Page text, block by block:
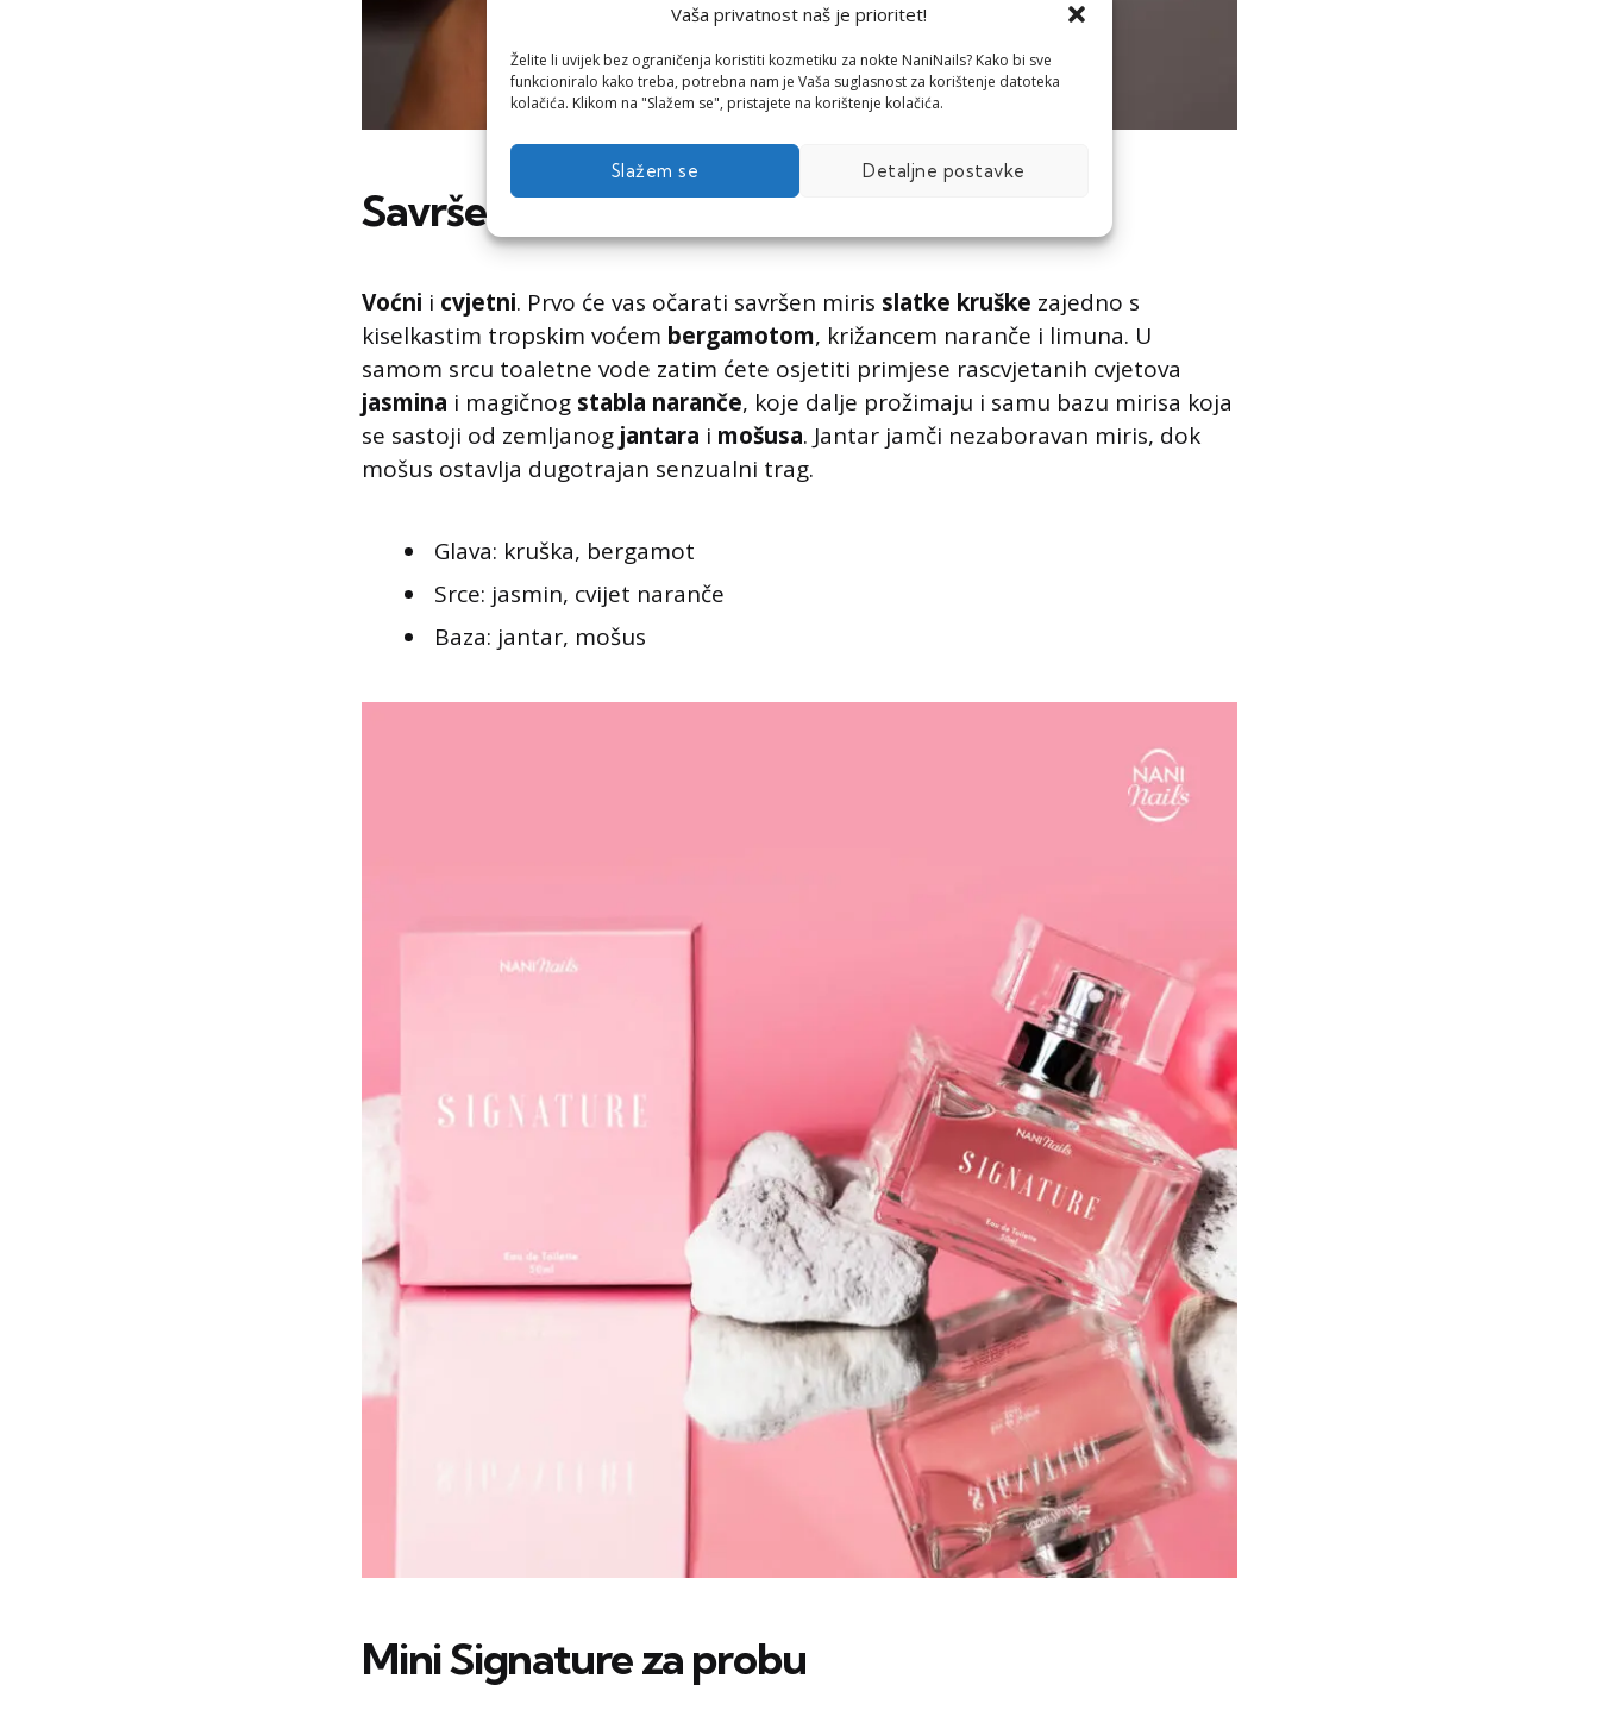
Vaša privatnost naš je prioritet!
Želite li uvijek bez ograničenja koristiti kozmetiku za nokte NaniNails? Kako bi sve
funkcioniralo kako treba, potrebna nam je Vaša suglasnost za korištenje datoteka
kolačića. Klikom na "Slažem se", pristajete na korištenje kolačića.
Slažem se Detaljne postavke
Savršen parfem
Voćni i cvjetni. Prvo će vas očarati savršen miris slatke kruške zajedno s
kiselkastim tropskim voćem bergamotom, križancem naranče i limuna. U
samom srcu toaletne vode zatim ćete osjetiti primjese rascvjetanih cvjetova
jasmina i magičnog stabla naranče, koje dalje prožimaju i samu bazu mirisa koja
se sastoji od zemljanog jantara i mošusa. Jantar jamči nezaboravan miris, dok
mošus ostavlja dugotrajan senzualni trag.
Glava: kruška, bergamot
Srce: jasmin, cvijet naranče
Baza: jantar, mošus
Mini Signature za probu